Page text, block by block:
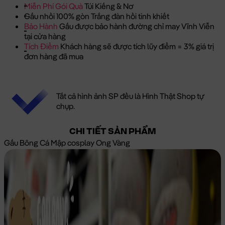
Miễn Phí Gói QuàTúi Kiếng & Nơ
Gấu nhồi 100% gòn Trắng đàn hồi tinh khiết
Bảo Hành Gấu được bảo hành đường chỉ may Vĩnh Viễn
tại cửa hàng
Tích Điểm Khách hàng sẽ được tích lũy điểm = 3% giá trị
đơn hàng đã mua
Tất cả hình ảnh SP đều là Hình Thật Shop tự
chụp.
CHI TIẾT SẢN PHẨM
Gấu Bông Cá Mập cosplay Ong Vàng